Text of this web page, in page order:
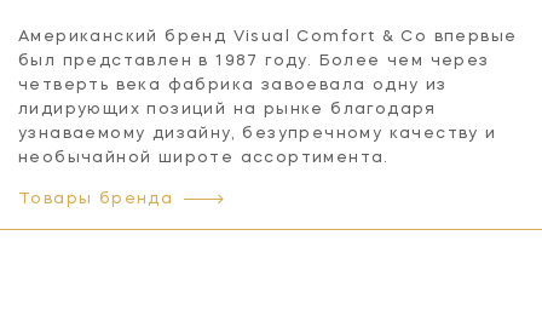
Американский бренд Visual Comfort & Co впервые
был представлен в 1987 году. Более чем через
четверть века фабрика завоевала одну из
лидирующих позиций на рынке благодаря
узнаваемому дизайну, безупречному качеству и
необычайной широте ассортимента.
Товары бренда